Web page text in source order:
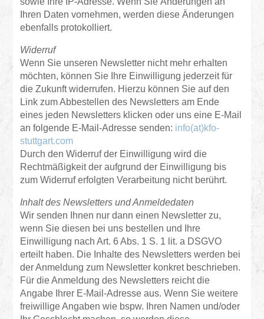
Ihren Daten vornehmen, werden diese Änderungen
ebenfalls protokolliert.
Widerruf
Wenn Sie unseren Newsletter nicht mehr erhalten
möchten, können Sie Ihre Einwilligung jederzeit für
die Zukunft widerrufen. Hierzu können Sie auf den
Link zum Abbestellen des Newsletters am Ende
eines jeden Newsletters klicken oder uns eine E-Mail
an folgende E-Mail-Adresse senden: info(at)kfo-
stuttgart.com
Durch den Widerruf der Einwilligung wird die
Rechtmäßigkeit der aufgrund der Einwilligung bis
zum Widerruf erfolgten Verarbeitung nicht berührt.
Inhalt des Newsletters und Anmeldedaten
Wir senden Ihnen nur dann einen Newsletter zu,
wenn Sie diesen bei uns bestellen und Ihre
Einwilligung nach Art. 6 Abs. 1 S. 1 lit. a DSGVO
erteilt haben. Die Inhalte des Newsletters werden bei
der Anmeldung zum Newsletter konkret beschrieben.
Für die Anmeldung des Newsletters reicht die
Angabe Ihrer E-Mail-Adresse aus. Wenn Sie weitere
freiwillige Angaben wie bspw. Ihren Namen und/oder